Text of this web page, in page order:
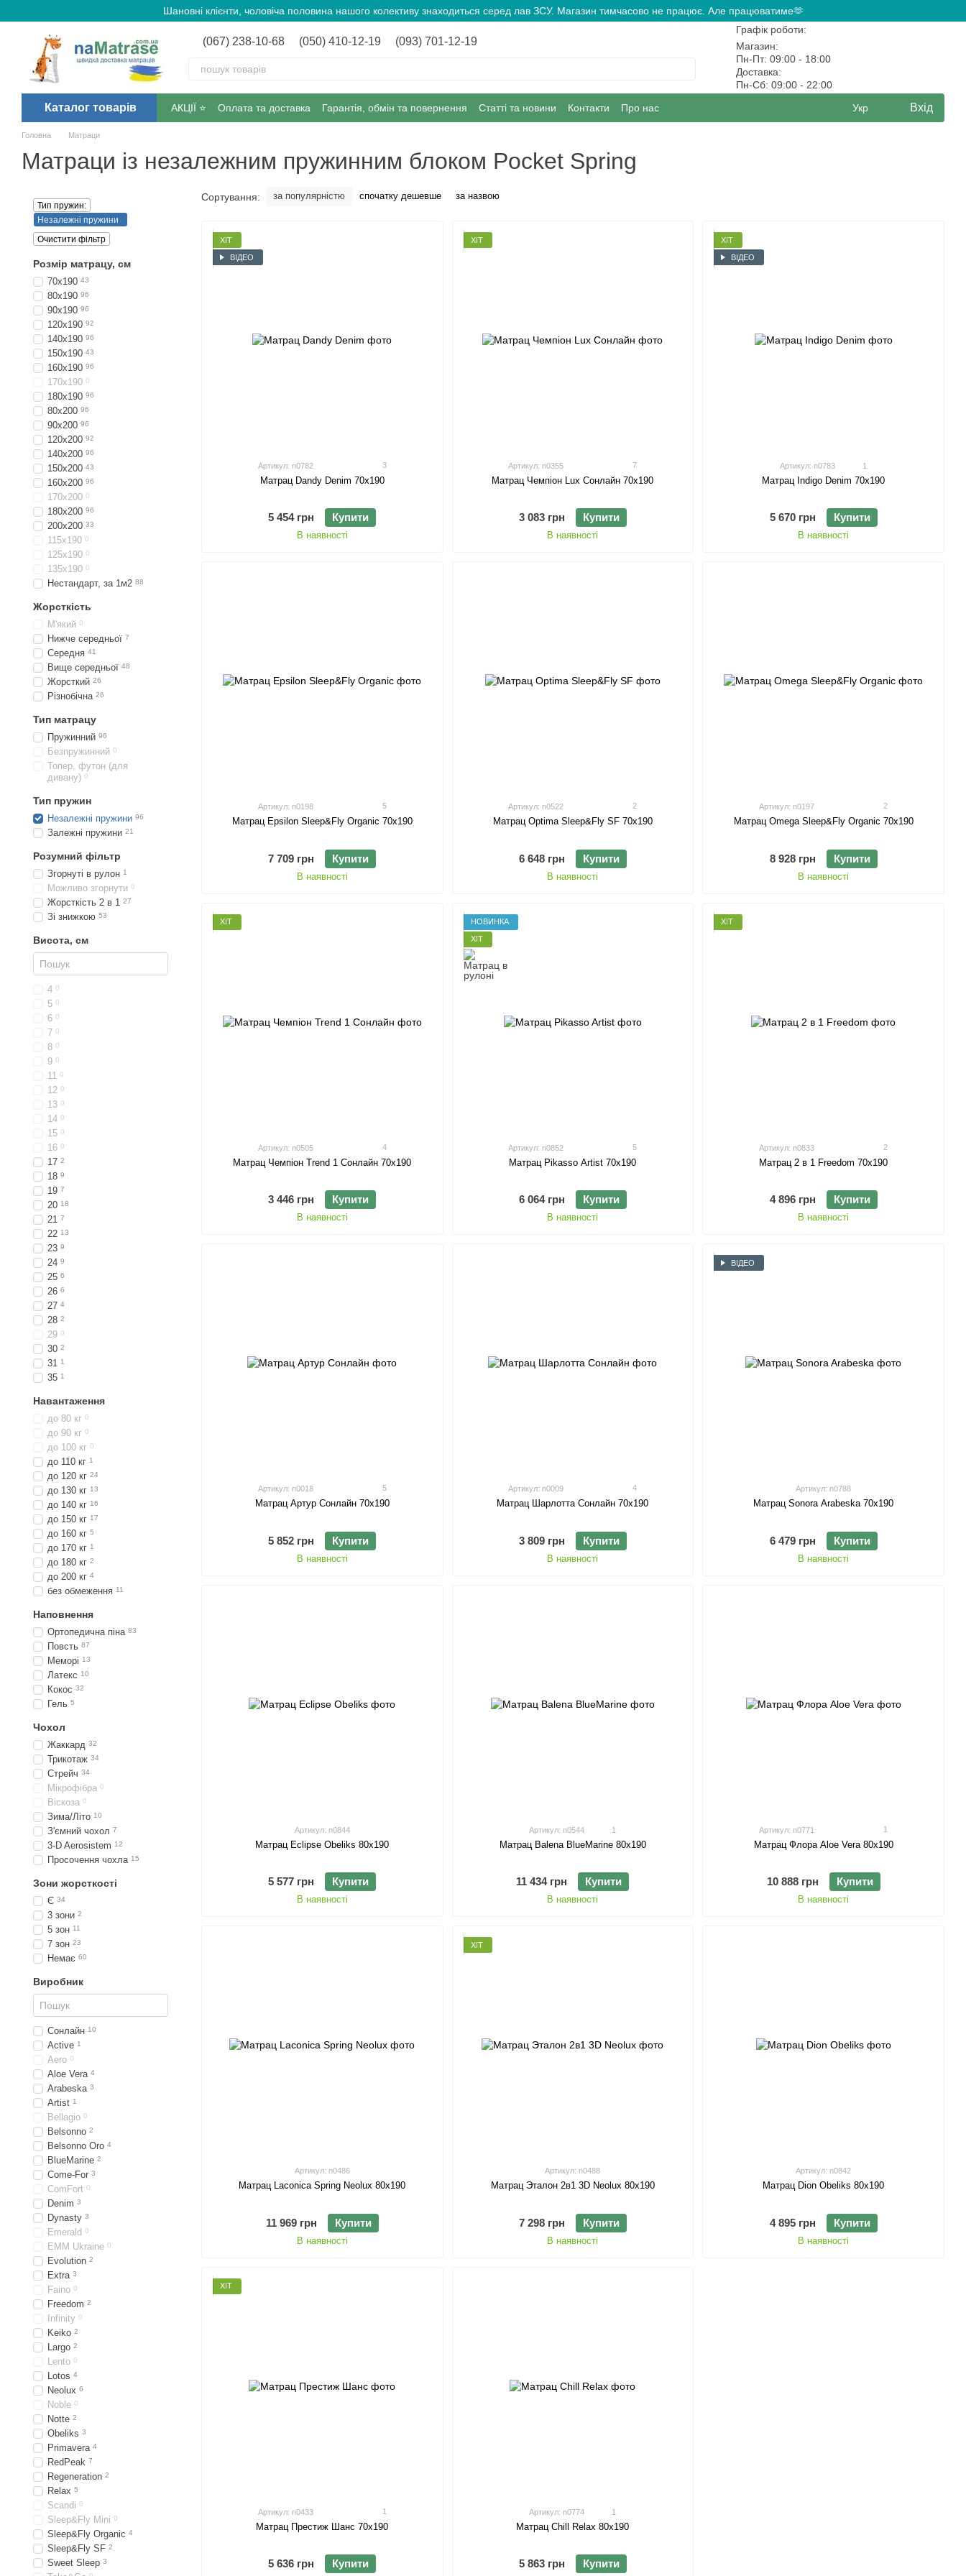
Шановні клієнти, чоловіча половина нашого колективу знаходиться серед лав ЗСУ. Магазин тимчасово не працює. Але працюватиме🫶
(067) 238-10-68 (050) 410-12-19 (093) 701-12-19
Графік роботи:
Магазин:
Пн-Пт: 09:00 - 18:00
Доставка:
Пн-Сб: 09:00 - 22:00
Каталог товарів АКЦІЇ ⭐️ Оплата та доставка Гарантія, обмін та повернення Статті та новини Контакти Про нас Укр Вхід
Головна Матраци
Матраци із незалежним пружинним блоком Pocket Spring
Сортування: за популярністю спочатку дешевше за назвою
ХІТ
ВІДЕО
Артикул: n0782 3
Матрац Dandy Denim 70х190
5 454 грн Купити
В наявності
ХІТ
Артикул: n0355 7
Матрац Чемпіон Lux Сонлайн 70х190
3 083 грн Купити
В наявності
ХІТ
ВІДЕО
Артикул: n0783 1
Матрац Indigo Denim 70х190
5 670 грн Купити
В наявності
Артикул: n0198 5
Матрац Epsilon Sleep&Fly Organic 70х190
7 709 грн Купити
В наявності
Артикул: n0522 2
Матрац Optima Sleep&Fly SF 70х190
6 648 грн Купити
В наявності
Артикул: n0197 2
Матрац Omega Sleep&Fly Organic 70х190
8 928 грн Купити
В наявності
ХІТ
Артикул: n0505 4
Матрац Чемпіон Trend 1 Сонлайн 70х190
3 446 грн Купити
В наявності
НОВИНКА
ХІТ
Артикул: n0852 5
Матрац Pikasso Artist 70х190
6 064 грн Купити
В наявності
ХІТ
Артикул: n0833 2
Матрац 2 в 1 Freedom 70х190
4 896 грн Купити
В наявності
Артикул: n0018 5
Матрац Артур Сонлайн 70х190
5 852 грн Купити
В наявності
Артикул: n0009 4
Матрац Шарлотта Сонлайн 70х190
3 809 грн Купити
В наявності
ВІДЕО
Артикул: n0788
Матрац Sonora Arabeska 70х190
6 479 грн Купити
В наявності
Артикул: n0844
Матрац Eclipse Obeliks 80х190
5 577 грн Купити
В наявності
Артикул: n0544 1
Матрац Balena BlueMarine 80х190
11 434 грн Купити
В наявності
Артикул: n0771 1
Матрац Флора Aloe Vera 80х190
10 888 грн Купити
В наявності
Артикул: n0486
Матрац Laconica Spring Neolux 80х190
11 969 грн Купити
В наявності
ХІТ
Артикул: n0488
Матрац Эталон 2в1 3D Neolux 80х190
7 298 грн Купити
В наявності
Артикул: n0842
Матрац Dion Obeliks 80х190
4 895 грн Купити
В наявності
ХІТ
Артикул: n0433 1
Матрац Престиж Шанс 70х190
5 636 грн Купити
Артикул: n0774 1
Матрац Chill Relax 80х190
5 863 грн Купити
Тип пружин:
Незалежні пружини
Очистити фільтр
Розмір матрацу, см
70х190 43
80х190 96
90х190 96
120х190 92
140х190 96
150х190 43
160х190 96
170х190 0
180х190 96
80х200 96
90х200 96
120х200 92
140х200 96
150х200 43
160х200 96
170х200 0
180х200 96
200х200 33
115х190 0
125х190 0
135х190 0
Нестандарт, за 1м2 88
Жорсткість
М'який 0
Нижче середньої 7
Середня 41
Вище середньої 48
Жорсткий 26
Різнобічна 26
Тип матрацу
Пружинний 96
Безпружинний 0
Топер, футон (для
дивану) 0
Тип пружин
Незалежні пружини 96
Залежні пружини 21
Розумний фільтр
Згорнуті в рулон 1
Можливо згорнути 0
Жорсткість 2 в 1 27
Зі знижкою 53
Висота, см
4 0
5 0
6 0
7 0
8 0
9 0
11 0
12 0
13 0
14 0
15 0
16 0
17 2
18 9
19 7
20 18
21 7
22 13
23 9
24 9
25 6
26 6
27 4
28 2
29 0
30 2
31 1
35 1
Навантаження
до 80 кг 0
до 90 кг 0
до 100 кг 0
до 110 кг 1
до 120 кг 24
до 130 кг 13
до 140 кг 16
до 150 кг 17
до 160 кг 5
до 170 кг 1
до 180 кг 2
до 200 кг 4
без обмеження 11
Наповнення
Ортопедична піна 83
Повсть 87
Меморі 13
Латекс 10
Кокос 32
Гель 5
Чохол
Жаккард 32
Трикотаж 34
Стрейч 34
Мікрофібра 0
Віскоза 0
Зима/Літо 10
З'ємний чохол 7
3-D Aerosistem 12
Просочення чохла 15
Зони жорсткості
Є 34
3 зони 2
5 зон 11
7 зон 23
Немає 60
Виробник
Сонлайн 10
Active 1
Aero 0
Aloe Vera 4
Arabeska 3
Artist 1
Bellagio 0
Belsonno 2
Belsonno Oro 4
BlueMarine 2
Come-For 3
ComFort 0
Denim 3
Dynasty 3
Emerald 0
EMM Ukraine 0
Evolution 2
Extra 3
Faino 0
Freedom 2
Infinity 0
Keiko 2
Largo 2
Lento 0
Lotos 4
Neolux 6
Noble 0
Notte 2
Obeliks 3
Primavera 4
RedPeak 7
Regeneration 2
Relax 5
Scandi 0
Sleep&Fly Mini 0
Sleep&Fly Organic 4
Sleep&Fly SF 2
Sweet Sleep 3